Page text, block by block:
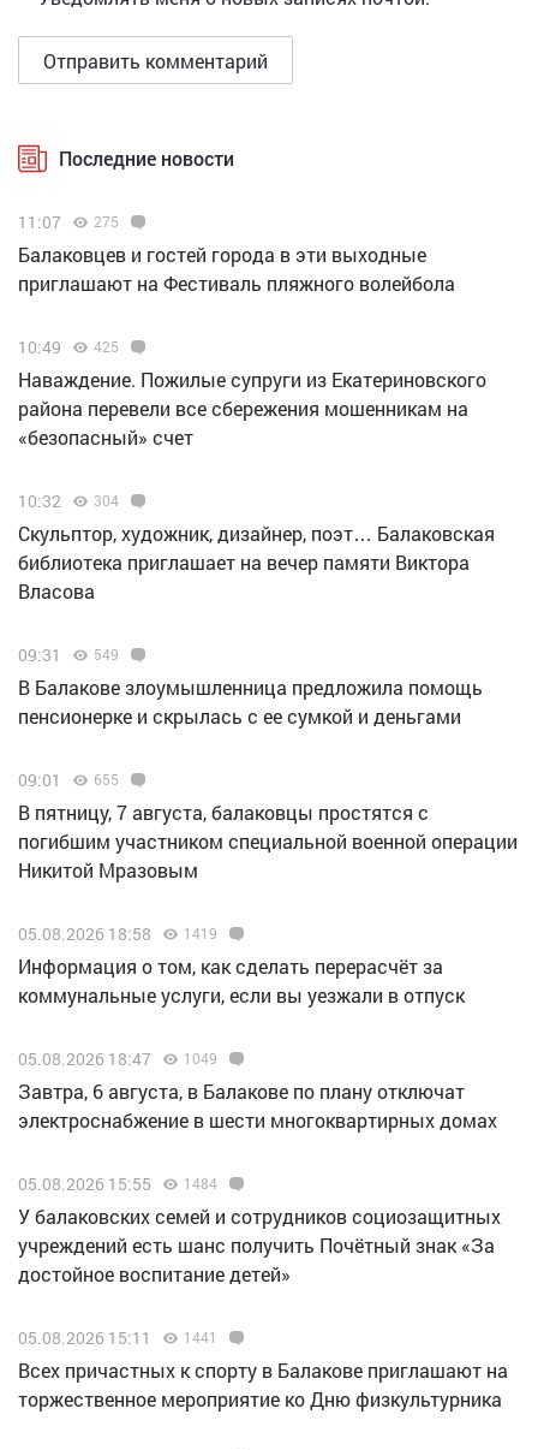
Последние новости
11:07 275
Балаковцев и гостей города в эти выходные
приглашают на Фестиваль пляжного волейбола
10:49 425
Наваждение. Пожилые супруги из Екатериновского
района перевели все сбережения мошенникам на
«безопасный» счет
10:32 304
Скульптор, художник, дизайнер, поэт… Балаковская
библиотека приглашает на вечер памяти Виктора
Власова
09:31 549
В Балакове злоумышленница предложила помощь
пенсионерке и скрылась с ее сумкой и деньгами
09:01 655
В пятницу, 7 августа, балаковцы простятся с
погибшим участником специальной военной операции
Никитой Мразовым
05.08.2026 18:58 1419
Информация о том, как сделать перерасчёт за
коммунальные услуги, если вы уезжали в отпуск
05.08.2026 18:47 1049
Завтра, 6 августа, в Балакове по плану отключат
электроснабжение в шести многоквартирных домах
05.08.2026 15:55 1484
У балаковских семей и сотрудников социозащитных
учреждений есть шанс получить Почётный знак «За
достойное воспитание детей»
05.08.2026 15:11 1441
Всех причастных к спорту в Балакове приглашают на
торжественное мероприятие ко Дню физкультурника